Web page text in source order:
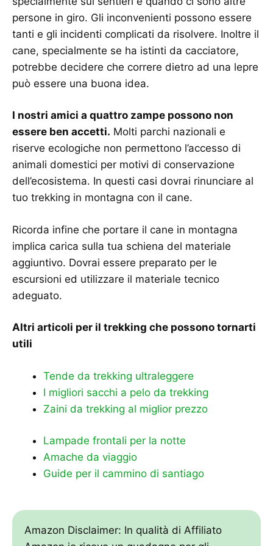
persone in giro. Gli inconvenienti possono essere
tanti e gli incidenti complicati da risolvere. Inoltre il
cane, specialmente se ha istinti da cacciatore,
potrebbe decidere che correre dietro ad una lepre
può essere una buona idea.
I nostri amici a quattro zampe possono non
essere ben accetti. Molti parchi nazionali e
riserve ecologiche non permettono l’accesso di
animali domestici per motivi di conservazione
dell’ecosistema. In questi casi dovrai rinunciare al
tuo trekking in montagna con il cane.
Ricorda infine che portare il cane in montagna
implica carica sulla tua schiena del materiale
aggiuntivo. Dovrai essere preparato per le
escursioni ed utilizzare il materiale tecnico
adeguato.
Altri articoli per il trekking che possono tornarti
utili
Tende da trekking ultraleggere
I migliori sacchi a pelo da trekking
Zaini da trekking al miglior prezzo
Lampade frontali per la notte
Amache da viaggio
Guide per il cammino di santiago
Amazon Disclaimer: In qualità di Affiliato